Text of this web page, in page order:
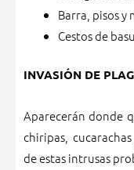
Barra, pisos y
Cestos de
INVASIÓN DE
Aparecerán donde
chiripas,
de estas intrusas